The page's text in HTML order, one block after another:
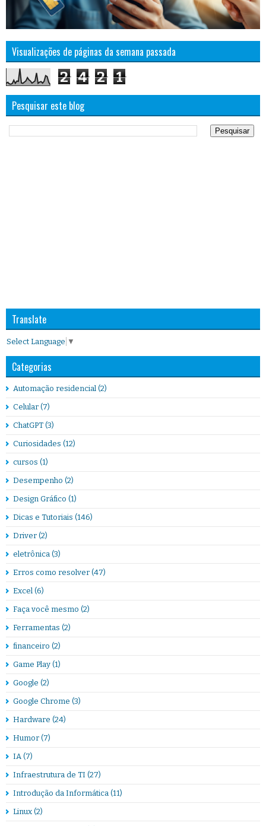
Visualizações de páginas da semana passada
2 4 2 1
Pesquisar este blog
Translate
Select Language ▼
Categorias
Automação residencial (2)
Celular (7)
ChatGPT (3)
Curiosidades (12)
cursos (1)
Desempenho (2)
Design Gráfico (1)
Dicas e Tutoriais (146)
Driver (2)
eletrônica (3)
Erros como resolver (47)
Excel (6)
Faça você mesmo (2)
Ferramentas (2)
financeiro (2)
Game Play (1)
Google (2)
Google Chrome (3)
Hardware (24)
Humor (7)
IA (7)
Infraestrutura de TI (27)
Introdução da Informática (11)
Linux (2)